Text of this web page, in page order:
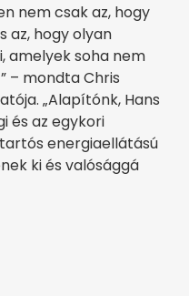
nem csak az, hogy
az, hogy olyan
amelyek soha nem
– mondta Chris
„Alapítónk, Hans
és az egykori
energiaellátású
ki és valósággá